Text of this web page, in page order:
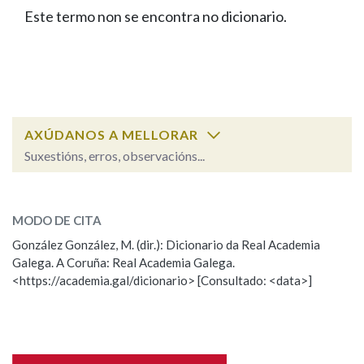
FIGURAS HOMENAXEADAS
PORTAL DAS PALABRAS
Facebook
TwitterYoutubeInstagram
Bluesky
BUSCAR NOS LEMAS
Remata por
BUSCAR NO CONTIDO
Nas definicións
Este termo non se encontra no dicionario.
AXÚDANOS A MELLORAR
Suxestións, erros, observacións...
Observación
Nome
MODO DE CITA
González González, M. (dir.): Dicionario da Real Academia
Galega. A Coruña: Real Academia Galega.
<https://academia.gal/dicionario> [Consultado: <data>]